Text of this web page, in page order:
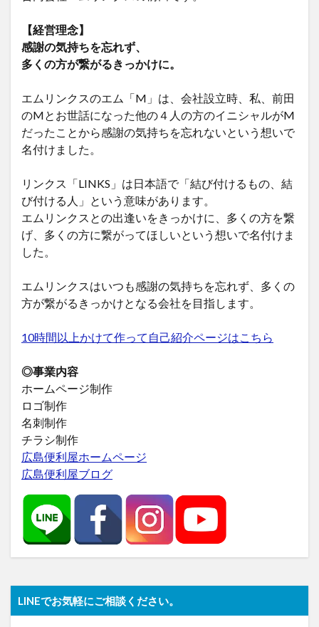
【経営理念】
感謝の気持ちを忘れず、
多くの方が繋がるきっかけに。
エムリンクスのエム「M」は、会社設立時、私、前田
のMとお世話になった他の４人の方のイニシャルがM
だったことから感謝の気持ちを忘れないという想いで
名付けました。
リンクス「LINKS」は日本語で「結び付けるもの、結
び付ける人」という意味があります。
エムリンクスとの出逢いをきっかけに、多くの方を繋
げ、多くの方に繋がってほしいという想いで名付けま
した。
エムリンクスはいつも感謝の気持ちを忘れず、多くの
方が繋がるきっかけとなる会社を目指します。
10時間以上かけて作って自己紹介ページはこちら
◎事業内容
ホームページ制作
ロゴ制作
名刺制作
チラシ制作
広島便利屋ホームページ
広島便利屋ブログ
LINEでお気軽にご相談ください。